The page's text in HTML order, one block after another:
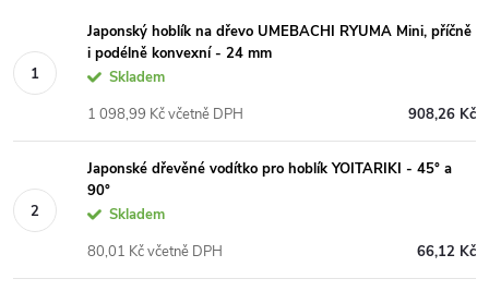
Japonský hoblík na dřevo UMEBACHI RYUMA Mini, příčně
i podélně konvexní - 24 mm
Skladem
908,26 Kč
1 098,99 Kč včetně DPH
Japonské dřevěné vodítko pro hoblík YOITARIKI - 45° a
90°
Skladem
66,12 Kč
80,01 Kč včetně DPH